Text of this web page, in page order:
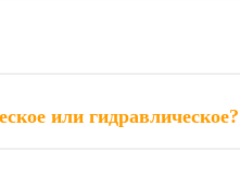
или гидравлическое?